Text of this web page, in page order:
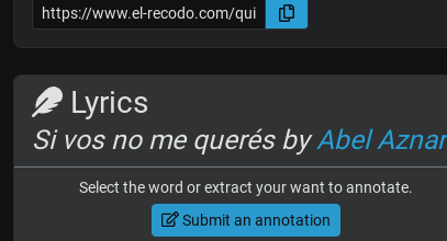
Lyrics
Si vos no me querés byAbel Aznar
Select the word or extract your want to annotate.
Submit an annotation